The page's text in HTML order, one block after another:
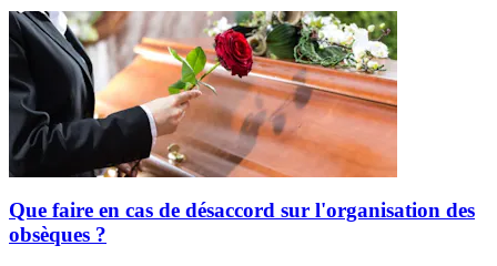
Que faire en cas de désaccord sur l'organisation des
obsèques ?